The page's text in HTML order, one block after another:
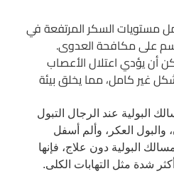
مستويات السكر المرتفعة في
على مكافحة العدوى.
أن يؤدي اعتلال الأعصاب
غير كامل، مما يخلق بيئة
البولية عند الرجال التبول
والبول العكر، وألم أسفل
البولية دون علاج، فإنها
شدة مثل التهابات الكلى.